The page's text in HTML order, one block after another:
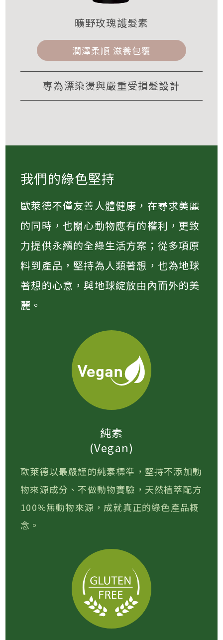
曠野玫瑰護髮素
潤澤柔順 滋養包覆
專為漂染燙與嚴重受損髮設計
我們的綠色堅持
歐萊德不僅友善人體健康，在尋求美麗
的同時，也關心動物應有的權利，更致
力提供永續的全綠生活方案；從多項原
料到產品，堅持為人類著想，也為地球
著想的心意，與地球綻放由內而外的美
麗。
純素
(Vegan)
歐萊德以最嚴謹的純素標準，堅持不添加動
物來源成分、不做動物實驗，天然植萃配方
100%無動物來源，成就真正的綠色產品概
念。